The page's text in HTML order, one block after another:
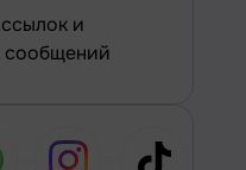
сообщений